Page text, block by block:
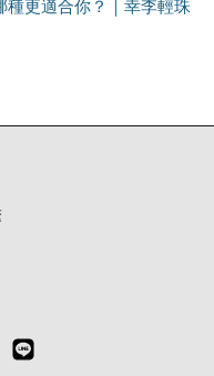
種更適合你？｜幸李輕珠